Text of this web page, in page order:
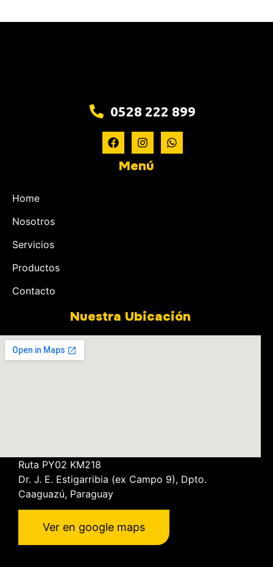
0528 222 899
Menú
Home
Nosotros
Servicios
Productos
Contacto
Nuestra Ubicación
Ruta PY02 KM218
Dr. J. E. Estigarribia (ex Campo 9), Dpto.
Caaguazú, Paraguay
Ver en google maps